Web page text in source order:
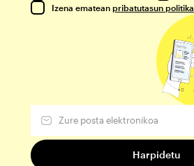
Izena ematean pribatutasun politika